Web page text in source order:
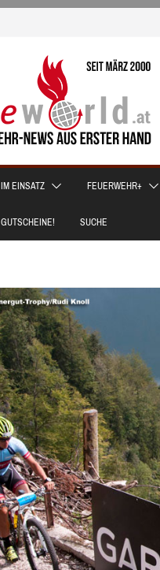
IM EINSATZ FEUERWEHR+
GUTSCHEINE! SUCHE